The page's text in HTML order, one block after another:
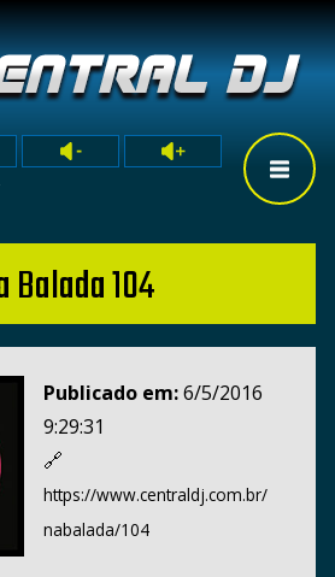
Balada 104
Publicado em:6/5/2016
9:29:31
🔗
https://www.centraldj.com.br/
nabalada/104